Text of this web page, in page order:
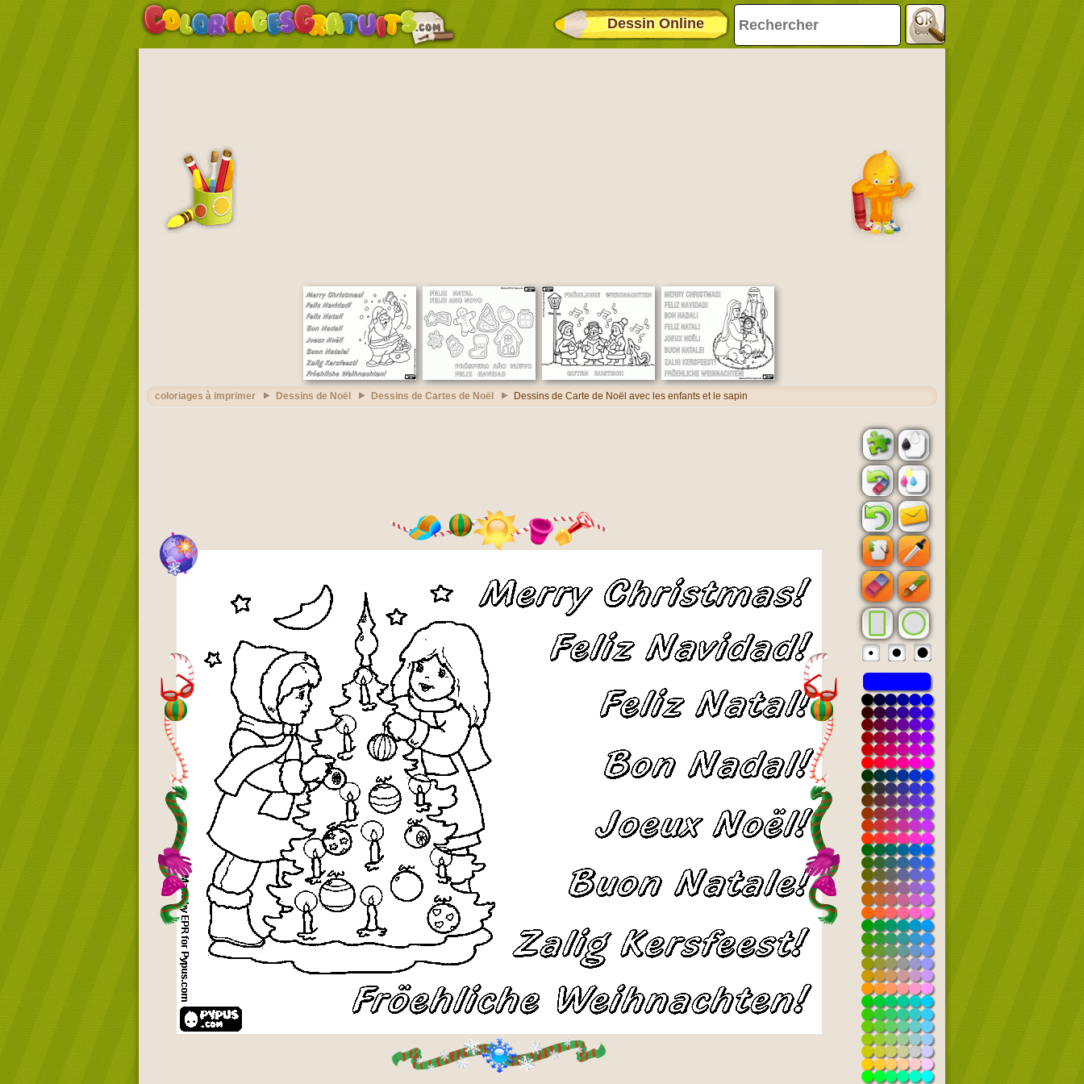
Dessin Online
coloriages à imprimer Dessins de Noël Dessins de Cartes de Noël Dessins de Carte de Noël avec les enfants et le sapin